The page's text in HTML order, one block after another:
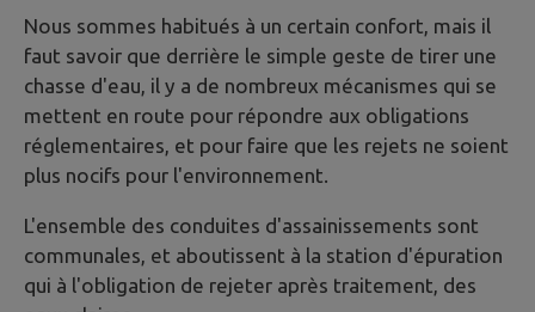
Nous sommes habitués à un certain confort, mais il
faut savoir que derrière le simple geste de tirer une
chasse d'eau, il y a de nombreux mécanismes qui se
mettent en route pour répondre aux obligations
réglementaires, et pour faire que les rejets ne soient
plus nocifs pour l'environnement.
L'ensemble des conduites d'assainissements sont
communales, et aboutissent à la station d'épuration
qui à l'obligation de rejeter après traitement, des